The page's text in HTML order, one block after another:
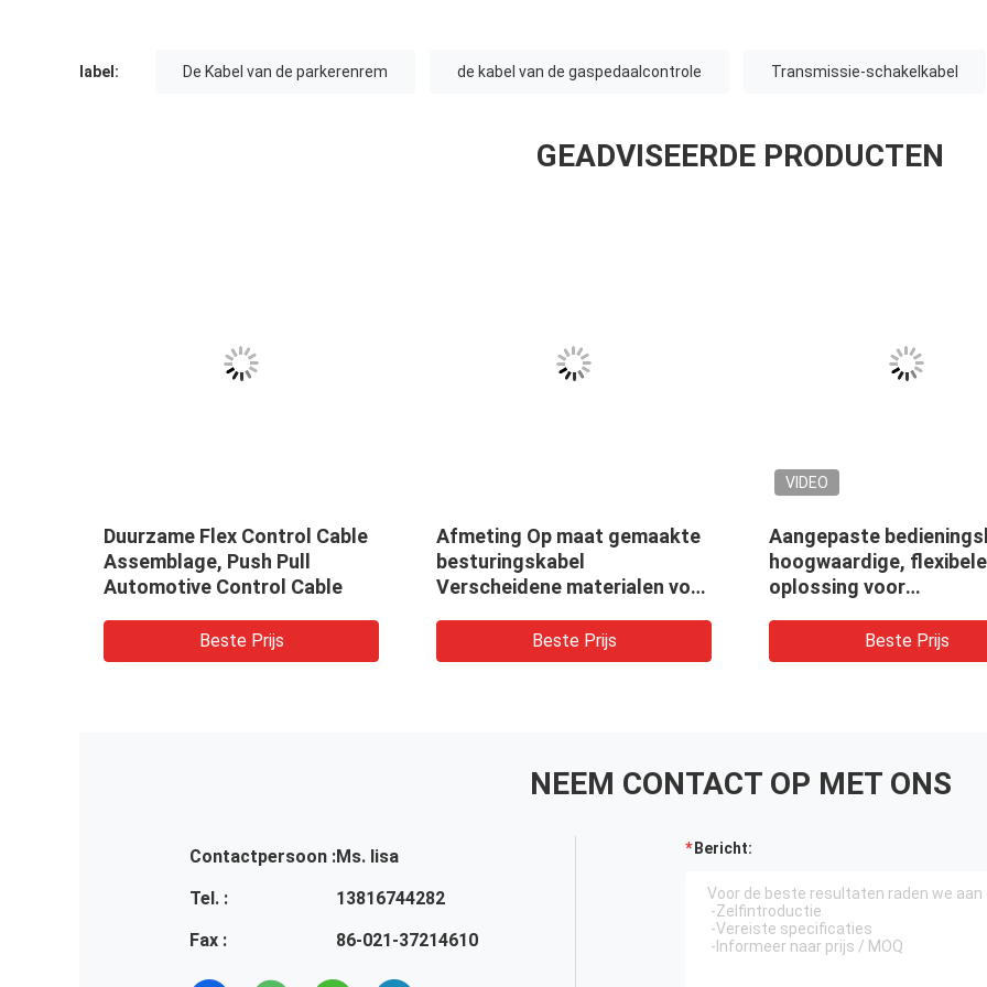
label: De Kabel van de parkerenrem de kabel van de gaspedaalcontrole Transmissie-schakelkabel
GEADVISEERDE PRODUCTEN
Duurzame Flex Control Cable
Assemblage, Push Pull
Automotive Control Cable
Beste Prijs
Afmeting Op maat gemaakte
besturingskabel
Verscheidene materialen voor
installeren Gemakkelijk
onderhouden
Beste Prijs
VIDEO
Aangepaste
hoogwaardige, flexibele
oplossing voor
Beste Prijs
NEEM CONTACT OP MET ONS
Contactpersoon :Ms. lisa
Tel. :
13816744282
Fax :
86-021-37214610
Bericht: